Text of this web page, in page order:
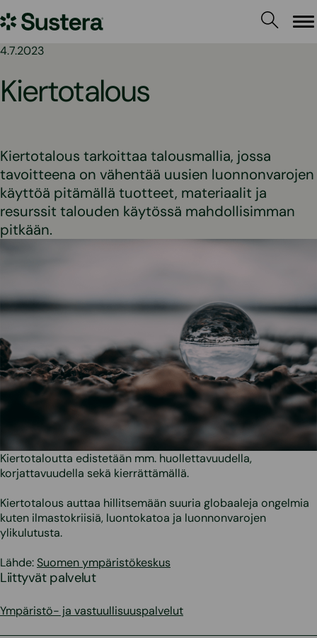
sisältöön
Sustera
4.7.2023
Kiertotalous
Kiertotalous tarkoittaa talousmallia, jossa
tavoitteena on vähentää uusien luonnonvarojen
käyttöä pitämällä tuotteet, materiaalit ja
resurssit talouden käytössä mahdollisimman
pitkään.
Kiertotaloutta edistetään mm. huollettavuudella,
korjattavuudella sekä kierrättämällä.
Kiertotalous auttaa hillitsemään suuria globaaleja ongelmia
kuten ilmastokriisiä, luontokatoa ja luonnonvarojen
ylikulutusta.
Lähde: Suomen ympäristökeskus
Liittyvät palvelut
Ympäristö- ja vastuullisuuspalvelut